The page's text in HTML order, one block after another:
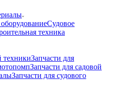
Судовое
техника
техникиЗапчасти для
Запчасти для садовой
Запчасти для судового